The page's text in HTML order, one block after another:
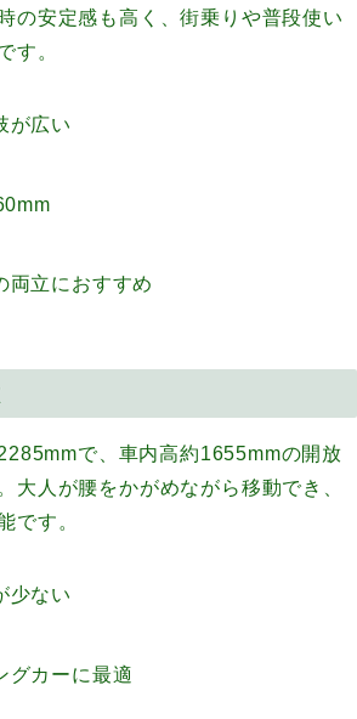
の安定感も高く、街乗りや普段使い
す。
が広い
両立におすすめ
で、車内高約1655mmの開放
大人が腰をかがめながら移動でき、
です。
少ない
グカーに最適